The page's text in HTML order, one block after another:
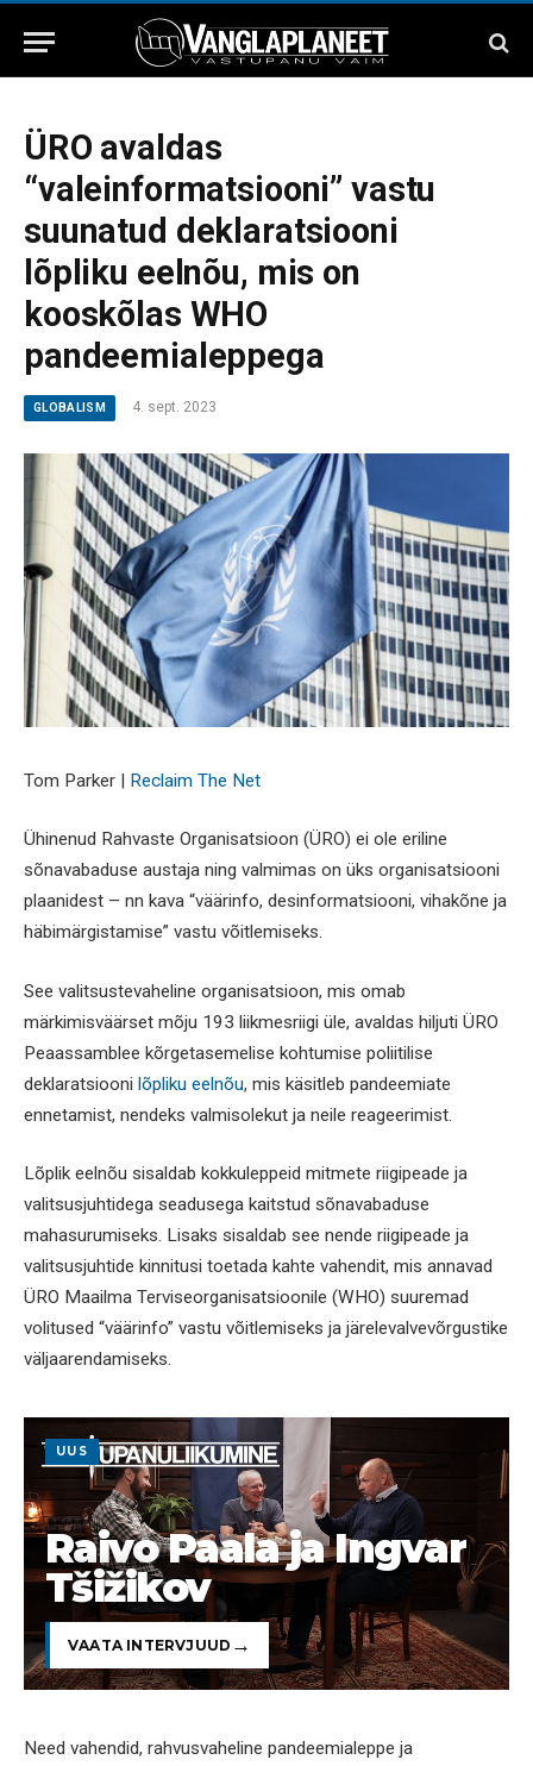
ÜRO avaldas
“valeinformatsiooni” vastu
suunatud deklaratsiooni
lõpliku eelnõu, mis on
kooskõlas WHO
pandeemialeppega
GLOBALISM 4. sept. 2023
Tom Parker | Reclaim The Net
Ühinenud Rahvaste Organisatsioon (ÜRO) ei ole eriline
sõnavabaduse austaja ning valmimas on üks organisatsiooni
plaanidest – nn kava “väärinfo, desinformatsiooni, vihakõne ja
häbimärgistamise” vastu võitlemiseks.
See valitsustevaheline organisatsioon, mis omab
märkimisväärset mõju 193 liikmesriigi üle, avaldas hiljuti ÜRO
Peaassamblee kõrgetasemelise kohtumise poliitilise
deklaratsiooni lõpliku eelnõu, mis käsitleb pandeemiate
ennetamist, nendeks valmisolekut ja neile reageerimist.
Lõplik eelnõu sisaldab kokkuleppeid mitmete riigipeade ja
valitsusjuhtidega seadusega kaitstud sõnavabaduse
mahasurumiseks. Lisaks sisaldab see nende riigipeade ja
valitsusjuhtide kinnitusi toetada kahte vahendit, mis annavad
ÜRO Maailma Terviseorganisatsioonile (WHO) suuremad
volitused “väärinfo” vastu võitlemiseks ja järelevalvevõrgustike
väljaarendamiseks.
UUS
Raivo Paala ja Ingvar
Tšižikov
VAATA INTERVJUUD
Need vahendid, rahvusvaheline pandeemialeppe ja